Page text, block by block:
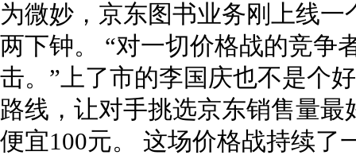
为微妙，京东图书业务刚上线
两下钟。 “对一切价格战的竞争
击。”上了市的李国庆也不是个
路线，让对手挑选京东销售量
便宜100元。 这场价格战持续了